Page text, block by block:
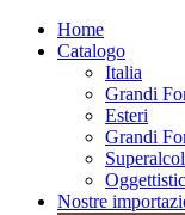
Home
Catalogo
Italia
Grandi
Esteri
Grandi
Nostre